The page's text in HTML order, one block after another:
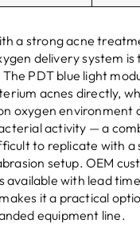
a strong acne
delivery system
The PDT blue light
acnes directly,
oxygen environment
activity — a
to replicate with a
setup.OEM
available with lead
it a practical
equipment line.